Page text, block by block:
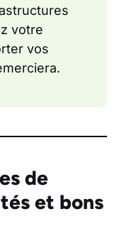
votre
vos
de
et bons